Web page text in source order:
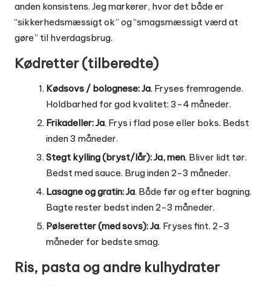
anden konsistens. Jeg markerer, hvor det både er
“sikkerhedsmæssigt ok” og “smagsmæssigt værd at
gøre” til hverdagsbrug.
Kødretter (tilberedte)
Kødsovs / bolognese:Ja. Fryses fremragende.
Holdbarhed for god kvalitet: 3-4 måneder.
Frikadeller:Ja. Frys i flad pose eller boks. Bedst
inden 3 måneder.
Stegt kylling (bryst/lår):Ja, men. Bliver lidt tør.
Bedst med sauce. Brug inden 2-3 måneder.
Lasagne og gratin:Ja. Både før og efter bagning.
Bagte rester bedst inden 2-3 måneder.
Pølseretter (med sovs):Ja. Fryses fint. 2-3
måneder for bedste smag.
Ris, pasta og andre kulhydrater